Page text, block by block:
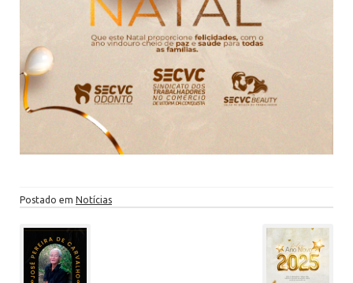
Postado em Notícias
P